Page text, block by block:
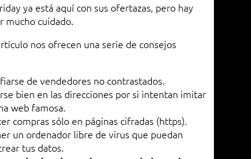
ya está aquí con sus ofertazas, pero hay
mucho cuidado.
nos ofrecen una serie de consejos
de vendedores no contrastados.
bien en las direcciones por si intentan imitar
web famosa.
compras sólo en páginas cifradas (https).
un ordenador libre de virus que puedan
tus datos.